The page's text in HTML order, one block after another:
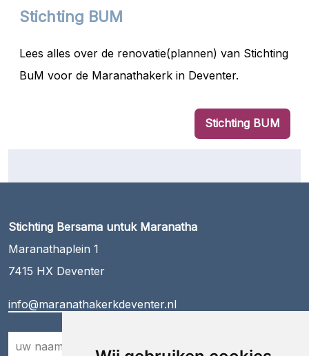
Stichting BUM
Lees alles over de renovatie(plannen) van Stichting
BuM voor de Maranathakerk in Deventer.
Stichting BUM
Stichting Bersama untuk Maranatha
Maranathaplein 1
7415 HX Deventer
info@maranathakerkdeventer.nl
Naam*